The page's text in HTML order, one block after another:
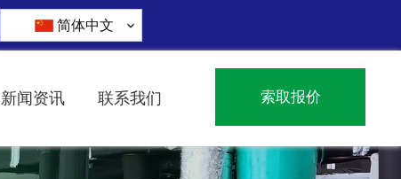
简体中文
新闻资讯 联系我们 索取报价